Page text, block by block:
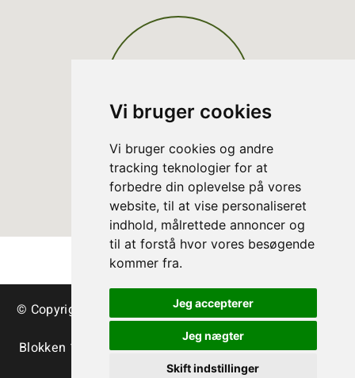
Vi bruger cookies
Vi bruger cookies og andre
tracking teknologier for at
forbedre din oplevelse på vores
website, til at vise personaliseret
indhold, målrettede annoncer og
til at forstå hvor vores besøgende
kommer fra.
Jeg accepterer
Jeg nægter
Skift indstillinger
© Copyright Arbres de Noël danois – sapins et verdure
de décoration
Blokken 15 | DK-3460 Birkerød | Tlf.:+45 45 35 24 12
info@christmastree.dk